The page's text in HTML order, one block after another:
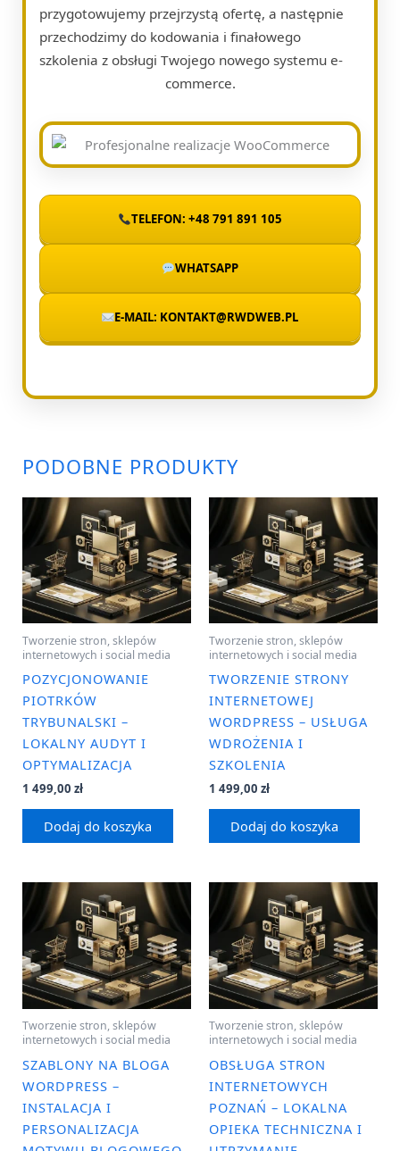
przygotowujemy przejrzystą ofertę, a następnie
przechodzimy do kodowania i finałowego
szkolenia z obsługi Twojego nowego systemu e-
commerce.
TELEFON: +48 791 891 105
WHATSAPP
E-MAIL: KONTAKT@RWDWEB.PL
PODOBNE PRODUKTY
Tworzenie stron, sklepów
internetowych i social media
POZYCJONOWANIE
PIOTRKÓW
TRYBUNALSKI –
LOKALNY AUDYT I
OPTYMALIZACJA
1 499,00 zł
Dodaj do koszyka
Tworzenie stron, sklepów
internetowych i social media
TWORZENIE STRONY
INTERNETOWEJ
WORDPRESS – USŁUGA
WDROŻENIA I
SZKOLENIA
1 499,00 zł
Dodaj do koszyka
Tworzenie stron, sklepów
internetowych i social media
SZABLONY NA BLOGA
WORDPRESS –
INSTALACJA I
PERSONALIZACJA
Tworzenie stron, sklepów
internetowych i social media
OBSŁUGA STRON
INTERNETOWYCH
POZNAŃ – LOKALNA
OPIEKA TECHNICZNA I